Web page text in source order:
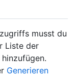
musst du
Liste der
Generieren